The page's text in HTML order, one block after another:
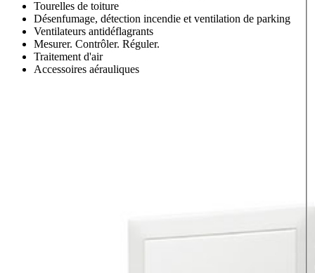
Tourelles de toiture
Désenfumage, détection incendie et ventilation de parking
Ventilateurs antidéflagrants
Mesurer. Contrôler. Réguler.
Traitement d'air
Accessoires aérauliques